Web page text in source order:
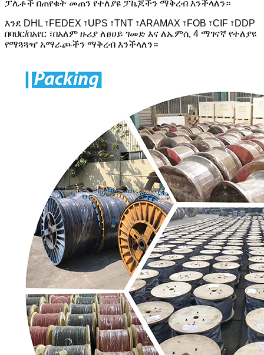
ፓሌቶች በጠየቁት መጠን የተለያዩ ፓኬጆችን ማቅረብ እንችላለን።
እንደ DHL ፣FEDEX ፣UPS ፣TNT ፣ARAMAX ፣FOB ፣CIF ፣DDP
በባህር/በአየር ፣በአለም ዙሪያ ለፀሀይ ገመድ እና ለኤምሲ 4 ማገናኛ የተለያዩ
የማጓጓዣ አማራጮችን ማቅረብ እንችላለን።